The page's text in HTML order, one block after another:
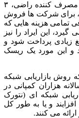
در واقع تاثیر تبلیغات کلامی یک مشتری یا مصرف کننده راضی، ۳
برای شرکت ها فروش
تمامی هزینه هایی که
این ایراد را نیز
زیادی پرداخت شود و
و این مورد یک ریسک
سال گذشته که روش بازاریابی شبکه
هزاران کمپانی در
شبکه ای (نتورک
و یا به طور کل
می کنند.